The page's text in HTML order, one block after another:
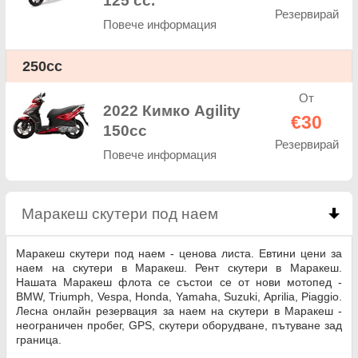
Повече информация
Резервирай
250cc
2022 Кимко Agility
150cc
Повече информация
От
€30
Резервирай
Маракеш скутери под наем click to collapse
Маракеш скутери под наем - ценова листа. Евтини цени за
наем на скутери в Маракеш. Рент скутери в Маракеш.
Нашата Маракеш флота се състои се от нови мотопед -
BMW, Triumph, Vespa, Honda, Yamaha, Suzuki, Aprilia, Piaggio.
Лесна онлайн резервация за наем на скутери в Маракеш -
неограничен пробег, GPS, скутери оборудване, пътуване зад
граница.